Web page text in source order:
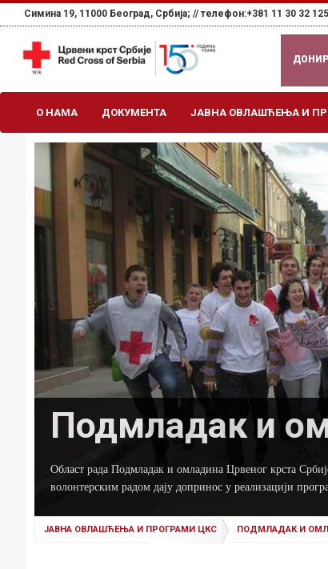
Симина 19, 11000 Београд, Србија; // телефон:+381 11 30 32
О НАМА ДОКУМЕНТА ЈАВНА ОВЛАШЋЕЊА И
Подмладак и
Област рада Подмладак и омладина Црвеног крста
волонтерским радом дају допринос у реализацији
ЈАВНА ОВЛАШЋЕЊА И ПРОГРАМИ ЦКС ПОДМЛАДАК И